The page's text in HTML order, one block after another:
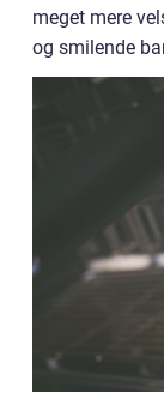
meget mere
og smilende